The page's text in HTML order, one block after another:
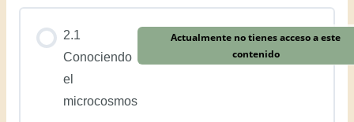
2.1
Conociendo
el
microcosmos
Actualmente no tienes acceso a este
contenido